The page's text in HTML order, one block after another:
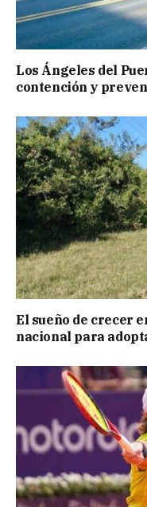
Los Ángeles del
contención y
El sueño de crecer
nacional para